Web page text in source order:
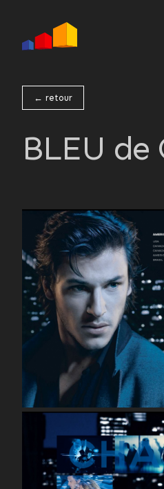
← retour
BLEU de